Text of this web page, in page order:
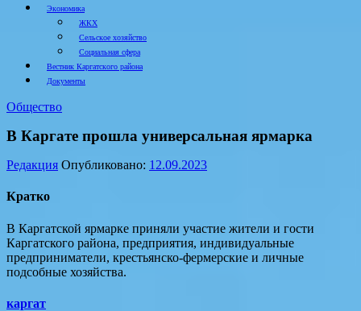
Экономика
ЖКХ
Сельское хозяйство
Социальная сфера
Вестник Каргатского района
Документы
Общество
В Каргате прошла универсальная ярмарка
Редакция Опубликовано: 12.09.2023
Кратко
В Каргатской ярмарке приняли участие жители и гости
Каргатского района, предприятия, индивидуальные
предприниматели, крестьянско-фермерские и личные
подсобные хозяйства.
каргат